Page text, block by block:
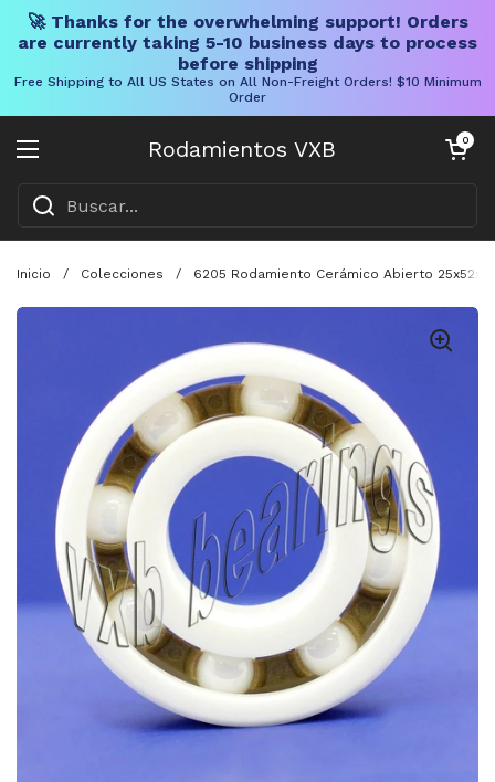
🚀 Thanks for the overwhelming support! Orders
are currently taking 5-10 business days to process
before shipping
Free Shipping to All US States on All Non-Freight Orders! $10 Minimum
Order
Rodamientos VXB
Abrir menú
Carrito0
Inicio / Colecciones / 6205 Rodamiento Cerámico Abierto